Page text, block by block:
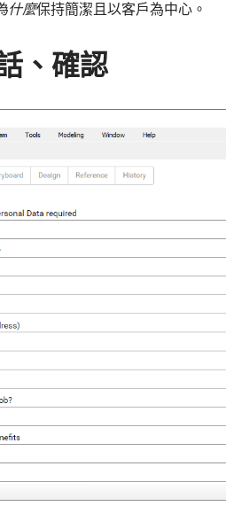
什麼保持簡潔且以客戶為中心。
、確認